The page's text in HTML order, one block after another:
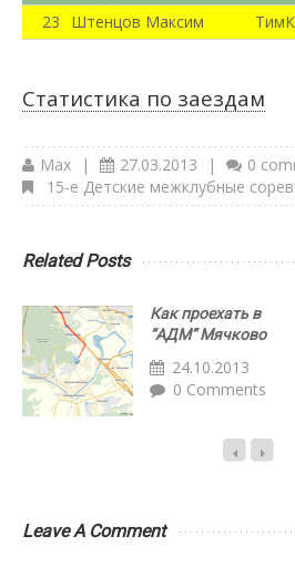
23
Штенцов Максим
Статистика по заездам
Max | 27.03.2013 |
0
15-е Детские межклубные
Related Posts
Как проехать в
“АДМ” Мячково
24.10.2013
0 Comments
Leave A Comment